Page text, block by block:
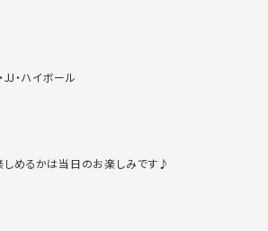
JJ・ハイボール
しめるかは当日のお楽しみです♪